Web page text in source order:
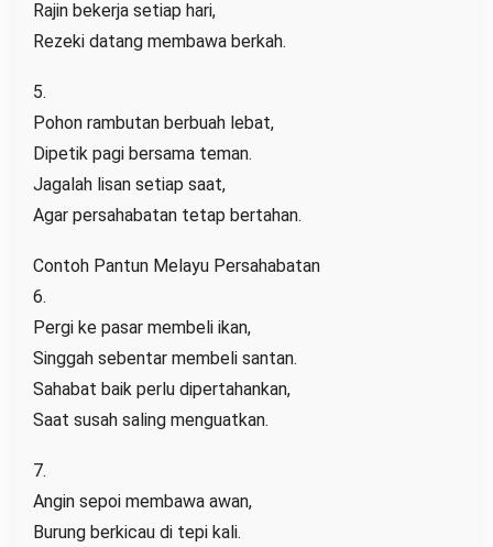
Rajin bekerja setiap hari,
Rezeki datang membawa berkah.
5.
Pohon rambutan berbuah lebat,
Dipetik pagi bersama teman.
Jagalah lisan setiap saat,
Agar persahabatan tetap bertahan.
Contoh Pantun Melayu Persahabatan
6.
Pergi ke pasar membeli ikan,
Singgah sebentar membeli santan.
Sahabat baik perlu dipertahankan,
Saat susah saling menguatkan.
7.
Angin sepoi membawa awan,
Burung berkicau di tepi kali.